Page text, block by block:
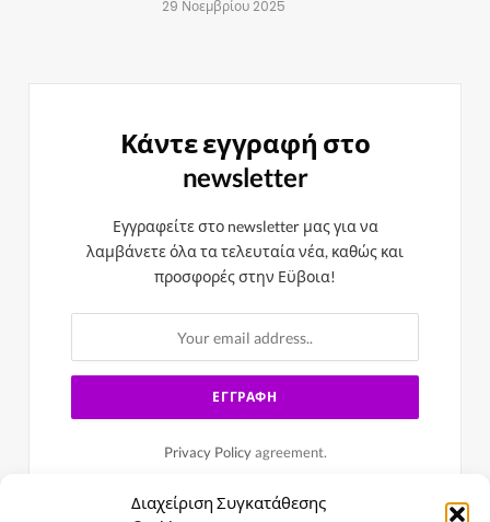
Διαχείριση Συγκατάθεσης
29 Νοεμβρίου 2025
Κάντε εγγραφή στο
newsletter
Εγγραφείτε στο newsletter μας για να
λαμβάνετε όλα τα τελευταία νέα, καθώς και
προσφορές στην Εϋβοια!
Privacy Policyagreement.